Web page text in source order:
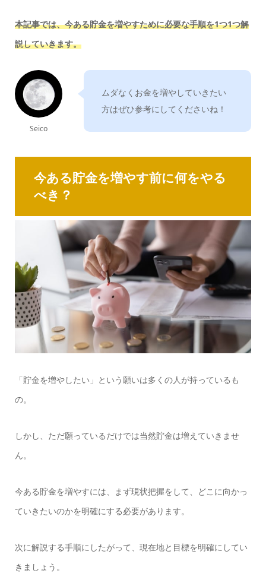
本記事では、今ある貯金を増やすために必要な手順を1つ1つ解
説していきます。
Seico
ムダなくお金を増やしていきたい
方はぜひ参考にしてくださいね！
今ある貯金を増やす前に何をやる
べき？
「貯金を増やしたい」という願いは多くの人が持っているも
の。
しかし、ただ願っているだけでは当然貯金は増えていきませ
ん。
今ある貯金を増やすには、まず現状把握をして、どこに向かっ
ていきたいのかを明確にする必要があります。
次に解説する手順にしたがって、現在地と目標を明確にしてい
きましょう。